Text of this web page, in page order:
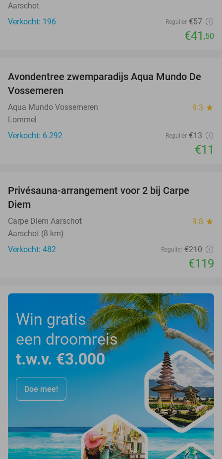
Aarschot
Verkocht: 196
Regulier €57
€41 ,50
15%
Avondentree zwemparadijs Aqua Mundo De
Vossemeren
Aqua Mundo Vossemeren 9.3 star
Lommel
Verkocht: 6.292
Regulier €13
€11
Privésauna-arrangement voor 2 bij Carpe
Diem
Carpe Diem Aarschot 9.8 star
Aarschot (8 km)
Verkocht: 482
Regulier €210
€119
Win gratis
een droomreis
t.w.v. €3.000
Doe mee!